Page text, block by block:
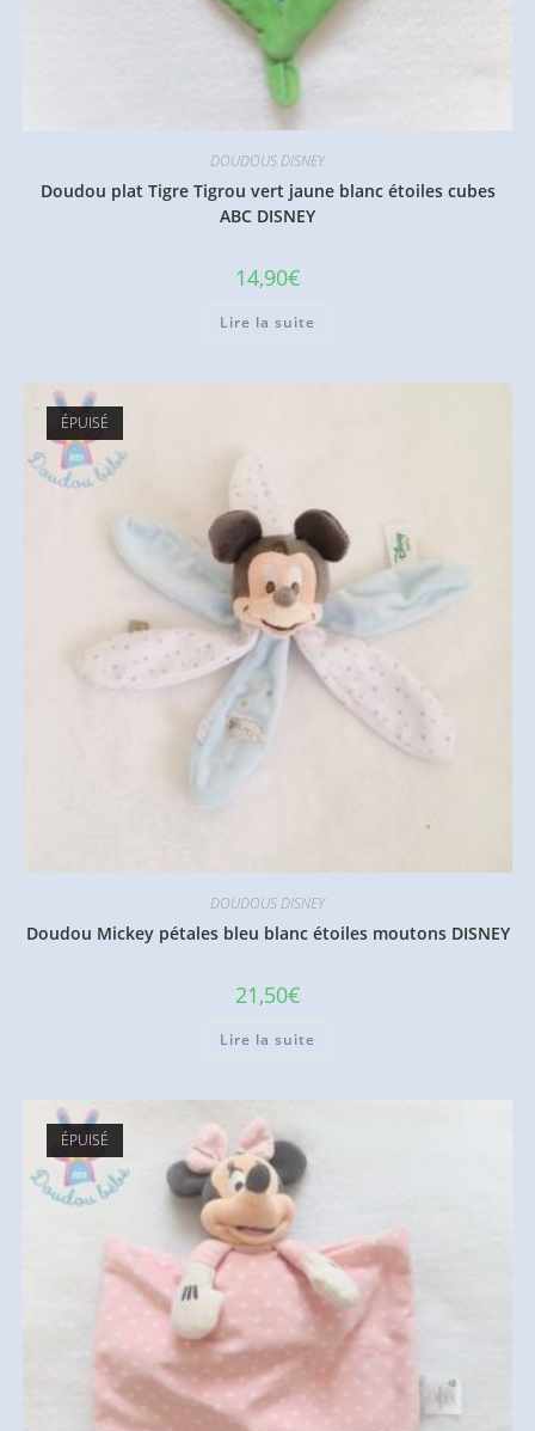
DOUDOUS DISNEY
Doudou plat Tigre Tigrou vert jaune blanc étoiles cubes
ABC DISNEY
14,90€
Lire la suite
ÉPUISÉ
DOUDOUS DISNEY
Doudou Mickey pétales bleu blanc étoiles moutons DISNEY
21,50€
Lire la suite
ÉPUISÉ